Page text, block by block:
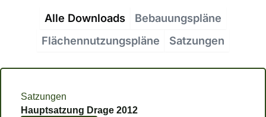
Bebauungspläne
Flächennutzungspläne
Satzungen
Alle Downloads
Satzungen
Hauptsatzung Drage 2012